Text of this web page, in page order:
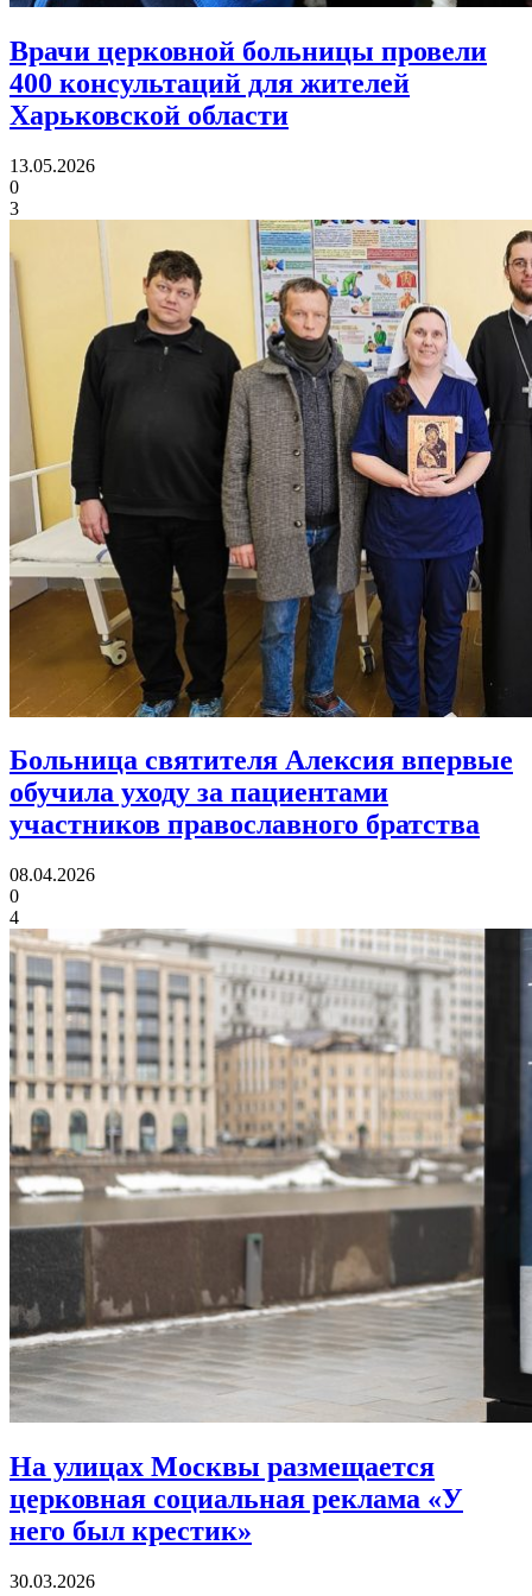
Врачи церковной больницы провели
400 консультаций для жителей
Харьковской области
13.05.2026
0
3
Больница святителя Алексия впервые
обучила уходу за пациентами
участников православного братства
08.04.2026
0
4
На улицах Москвы размещается
церковная социальная реклама «У
него был крестик»
30.03.2026